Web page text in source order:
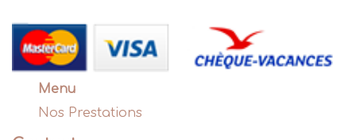
Menu
Nos Prestations